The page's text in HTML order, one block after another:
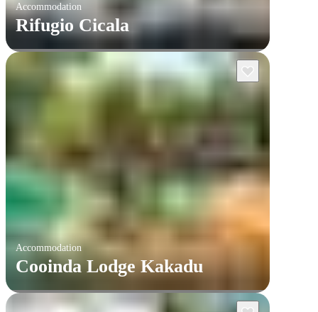
Accommodation
Rifugio Cicala
Accommodation
Cooinda Lodge Kakadu